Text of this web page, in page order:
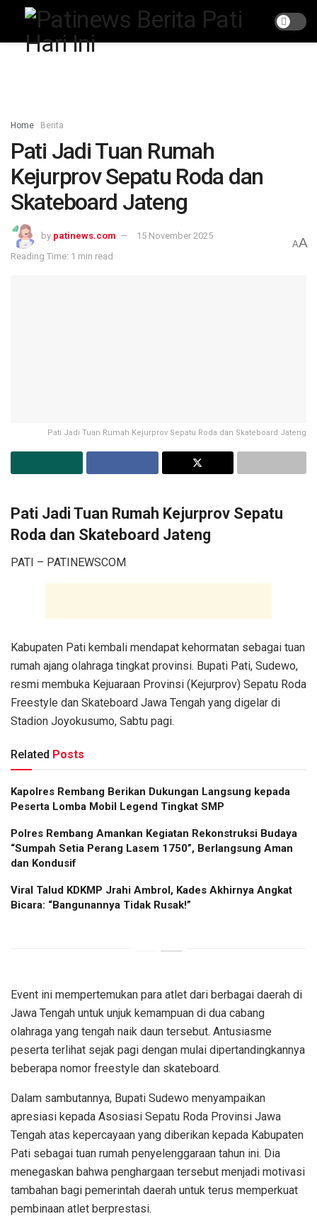
Home Berita
Pati Jadi Tuan Rumah
Kejurprov Sepatu Roda dan
Skateboard Jateng
by patinews.com
15 November 2025
Reading Time: 1 min read
AA
Pati Jadi Tuan Rumah Kejurprov Sepatu Roda dan Skateboard Jateng
Pati Jadi Tuan Rumah Kejurprov Sepatu
Roda dan Skateboard Jateng
PATI – PATINEWSCOM
Kabupaten Pati kembali mendapat kehormatan sebagai tuan
rumah ajang olahraga tingkat provinsi. Bupati Pati, Sudewo,
resmi membuka Kejuaraan Provinsi (Kejurprov) Sepatu Roda
Freestyle dan Skateboard Jawa Tengah yang digelar di
Stadion Joyokusumo, Sabtu pagi.
Related Posts
Kapolres Rembang Berikan Dukungan Langsung kepada
Peserta Lomba Mobil Legend Tingkat SMP
Polres Rembang Amankan Kegiatan Rekonstruksi Budaya
“Sumpah Setia Perang Lasem 1750”, Berlangsung Aman
dan Kondusif
Viral Talud KDKMP Jrahi Ambrol, Kades Akhirnya Angkat
Bicara: “Bangunannya Tidak Rusak!”
Event ini mempertemukan para atlet dari berbagai daerah di
Jawa Tengah untuk unjuk kemampuan di dua cabang
olahraga yang tengah naik daun tersebut. Antusiasme
peserta terlihat sejak pagi dengan mulai dipertandingkannya
beberapa nomor freestyle dan skateboard.
Dalam sambutannya, Bupati Sudewo menyampaikan
apresiasi kepada Asosiasi Sepatu Roda Provinsi Jawa
Tengah atas kepercayaan yang diberikan kepada Kabupaten
Pati sebagai tuan rumah penyelenggaraan tahun ini. Dia
menegaskan bahwa penghargaan tersebut menjadi motivasi
tambahan bagi pemerintah daerah untuk terus memperkuat
pembinaan atlet berprestasi.